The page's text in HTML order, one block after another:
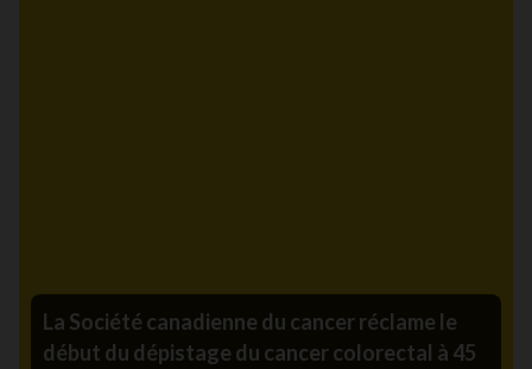
La Société canadienne du cancer réclame le
début du dépistage du cancer colorectal à 45